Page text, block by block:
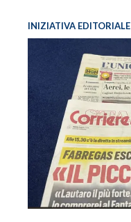
INIZIATIVA EDITORIALE